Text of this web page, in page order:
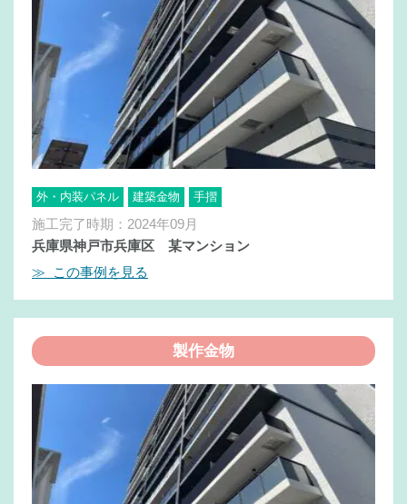
外・内装パネル 建築金物 手摺
施工完了時期：2024年09月
兵庫県神戸市兵庫区 某マンション
≫ この事例を見る
製作金物